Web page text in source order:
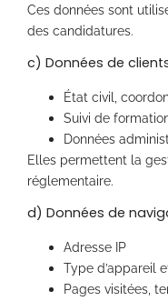
Ces données sont
des candidatures.
c) Données de
État civil,
Suivi de
Données
Elles permettent la
réglementaire.
d) Données de
Adresse IP
Type d’appareil
Pages visitées,